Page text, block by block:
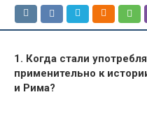
1. Когда стали
применительно к
и Рима?